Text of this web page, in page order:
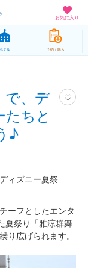
お気に入り
ホテル 予約 / 購入
で、デ
ちと
♪
ィズニー夏祭
ーフとしたエンタ
夏祭り「雅涼群舞
り広げられます。